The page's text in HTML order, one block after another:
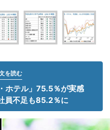
を読む
ホテル」75.5％が実感
員不足も85.2％に